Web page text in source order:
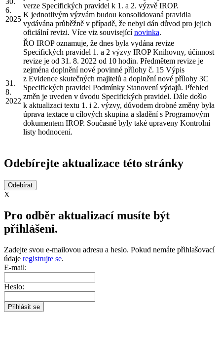
6.
2025
verze Specifických pravidel k 1. a 2. výzvě IROP.
K jednotlivým výzvám budou konsolidovaná pravidla
vydávána průběžně v případě, že nebyl dán důvod pro jejich
oficiální revizi. Více viz souvisejícínovinka.
31.
8.
2022
ŘO IROP oznamuje, že dnes byla vydána revize
Specifických pravidel 1. a 2 výzvy IROP Knihovny, účinnost
revize je od 31. 8. 2022 od 10 hodin. Předmětem revize je
zejména doplnění nové povinné přílohy č. 15 Výpis
z Evidence skutečných majitelů a doplnění nové přílohy 3C
Specifických pravidel Podmínky Stanovení výdajů. Přehled
změn je uveden v úvodu Specifických pravidel. Dále došlo
k aktualizaci textu 1. i 2. výzvy, důvodem drobné změny byla
úprava textace u cílových skupina a sladění s Programovým
dokumentem IROP. Současně byly také upraveny Kontrolní
listy hodnocení.
Odebírejte aktualizace této stránky
X
Pro odběr aktualizací musíte být
přihlášeni.
Zadejte svou e-mailovou adresu a heslo. Pokud nemáte přihlašovací
údaje registrujte se.
E-mail:
Heslo: